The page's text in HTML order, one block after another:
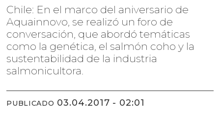
Chile: En el marco del aniversario de
Aquainnovo, se realizó un foro de
conversación, que abordó temáticas
como la genética, el salmón coho y la
sustentabilidad de la industria
salmonicultora.
PUBLICADO 03.04.2017 - 02:01